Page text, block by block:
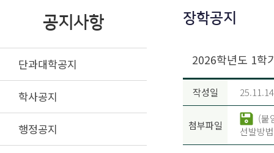
공지사항
단과대학공지
학사공지
행정공지
장학공지
2026학년도 1학
작성일 25.11.14
첨부파일
(붙
선발방